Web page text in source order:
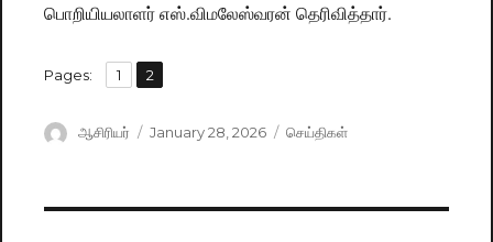
பொறியியலாளர் எஸ்.விமலேஸ்வரன் தெரிவித்தார்.
Pages: Page
1 ,
Page
2
Author
ஆசிரியர்
Posted
January 28, 2026 Categories
செய்திகள்